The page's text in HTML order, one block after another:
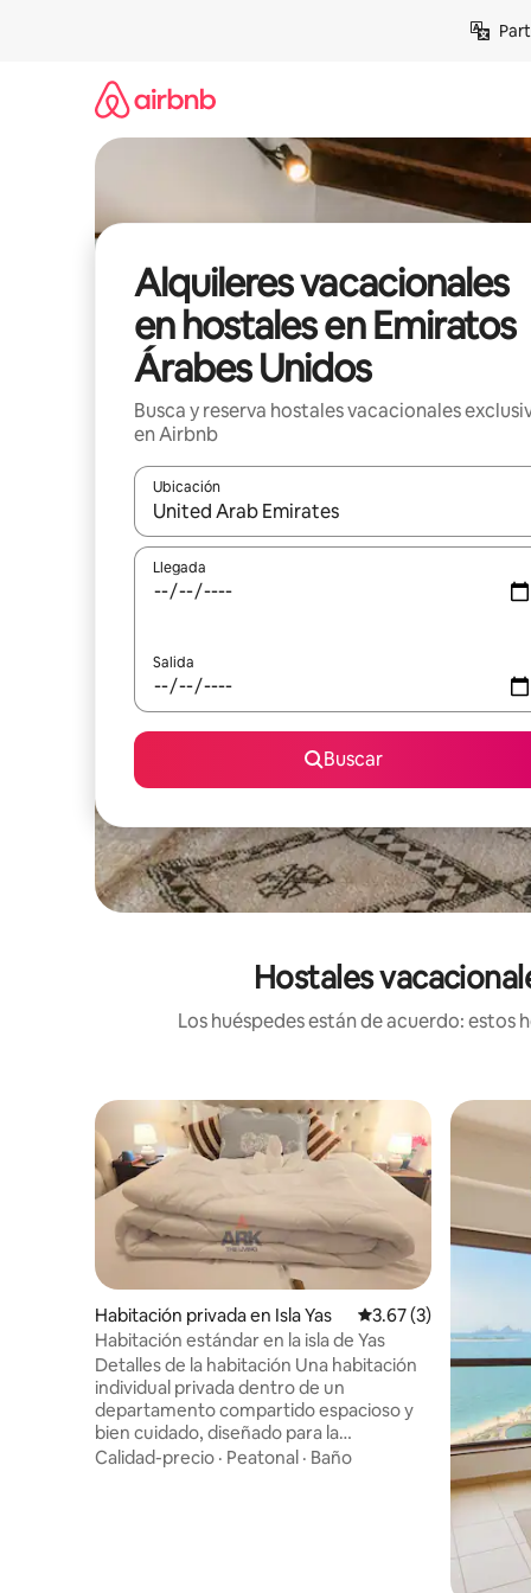
Alquileres vacacionales
en hostales en Emiratos
Árabes Unidos
Busca y reserva hostales vacacionales
en Airbnb
Ubicación
Cuando los resultados estén disponibles,
Llegada
Salida
Buscar
Hostales
Los huéspedes están de acuerdo:
Habitación privada en Isla Yas Calificación
3.67 (3)
Habitación estándar en la isla de Yas
Detalles de la habitación Una habitación
individual privada dentro de un
departamento compartido espacioso y
bien cuidado, diseñado para la
comodidad y la privacidad. Este
Calidad-precio · Peatonal · Baño